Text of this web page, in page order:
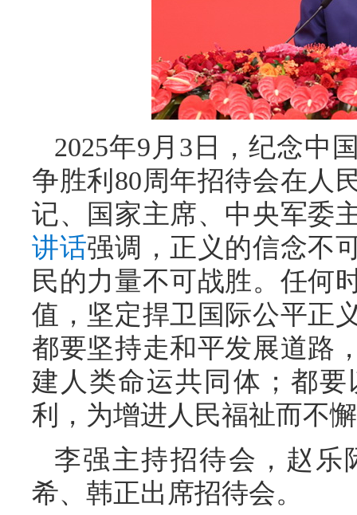
2025年9月3日，纪念中
争胜利80周年招待会在人
记、国家主席、中央军委
讲话强调，正义的信念不
民的力量不可战胜。任何
值，坚定捍卫国际公平正
都要坚持走和平发展道路
建人类命运共同体；都
利，为增进人民福祉而不
李强主持招待会，赵乐
希、韩正出席招待会。